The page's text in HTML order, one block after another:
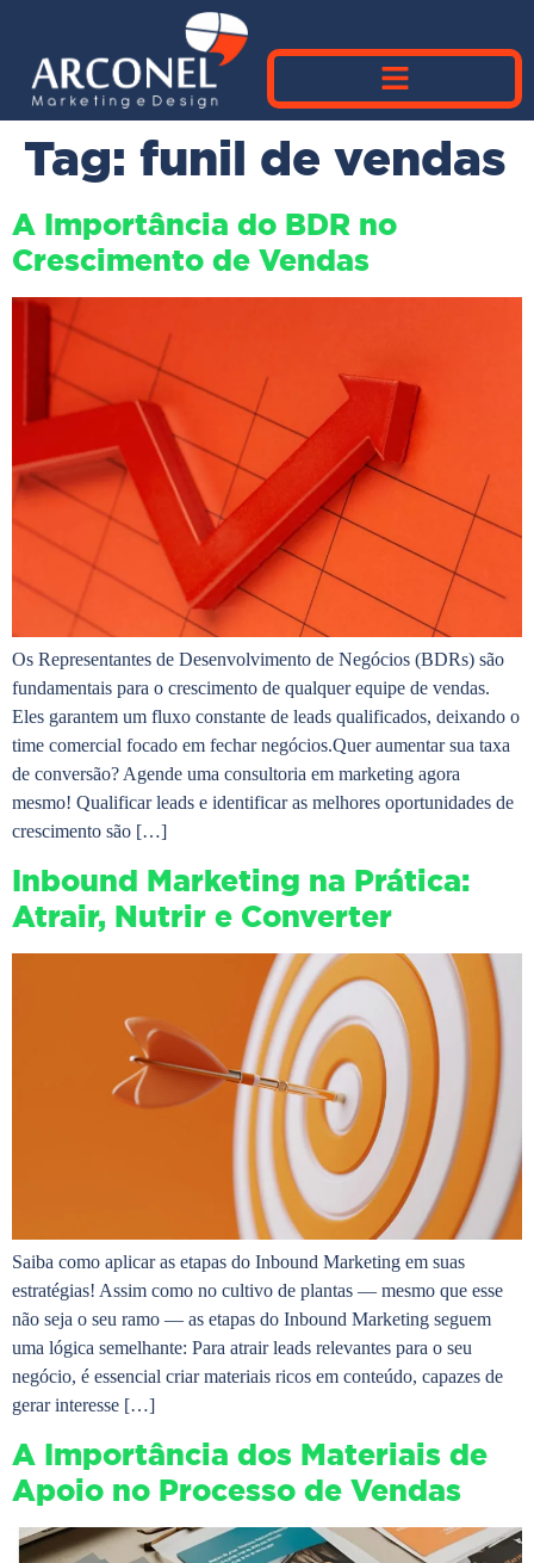
Tag: funil de vendas
A Importância do BDR no
Crescimento de Vendas
Os Representantes de Desenvolvimento de Negócios (BDRs) são
fundamentais para o crescimento de qualquer equipe de vendas.
Eles garantem um fluxo constante de leads qualificados, deixando o
time comercial focado em fechar negócios.Quer aumentar sua taxa
de conversão? Agende uma consultoria em marketing agora
mesmo! Qualificar leads e identificar as melhores oportunidades de
crescimento são […]
Inbound Marketing na Prática:
Atrair, Nutrir e Converter
Saiba como aplicar as etapas do Inbound Marketing em suas
estratégias! Assim como no cultivo de plantas — mesmo que esse
não seja o seu ramo — as etapas do Inbound Marketing seguem
uma lógica semelhante: Para atrair leads relevantes para o seu
negócio, é essencial criar materiais ricos em conteúdo, capazes de
gerar interesse […]
A Importância dos Materiais de
Apoio no Processo de Vendas